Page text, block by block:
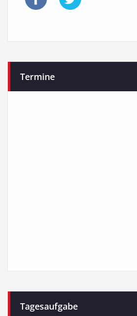
Termine
Tagesaufgabe